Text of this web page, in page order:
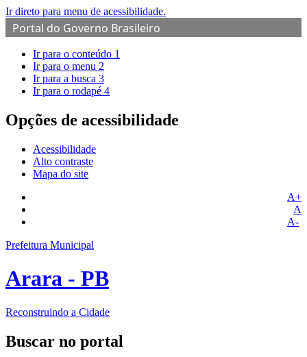
Ir direto para menu de acessibilidade.
Portal do Governo Brasileiro
Ir para o conteúdo 1
Ir para o menu 2
Ir para a busca 3
Ir para o rodapé 4
Opções de acessibilidade
Acessibilidade
Alto contraste
Mapa do site
A+
A
A-
Prefeitura Municipal
Arara - PB
Reconstruindo a Cidade
Buscar no portal